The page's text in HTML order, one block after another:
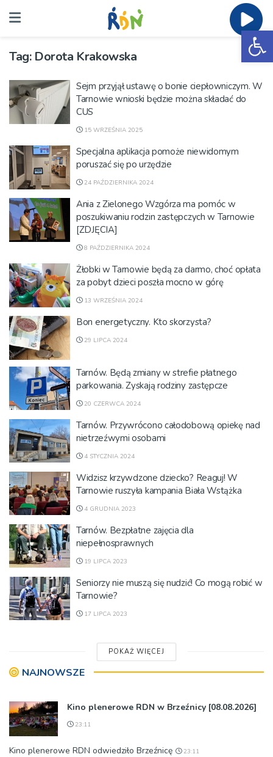
Tag: Dorota Krakowska
Sejm przyjął ustawę o bonie ciepłowniczym. W
Tarnowie wnioski będzie można składać do
CUS
15 WRZEŚNIA 2025
Specjalna aplikacja pomoże niewidomym
poruszać się po urzędzie
24 PAŹDZIERNIKA 2024
Ania z Zielonego Wzgórza ma pomóc w
poszukiwaniu rodzin zastępczych w Tarnowie
[ZDJĘCIA]
8 PAŹDZIERNIKA 2024
Żłobki w Tarnowie będą za darmo, choć opłata
za pobyt dzieci poszła mocno w górę
13 WRZEŚNIA 2024
Bon energetyczny. Kto skorzysta?
29 LIPCA 2024
Tarnów. Będą zmiany w strefie płatnego
parkowania. Zyskają rodziny zastępcze
20 CZERWCA 2024
Tarnów. Przywrócono całodobową opiekę nad
nietrzeźwymi osobami
4 STYCZNIA 2024
Widzisz krzywdzone dziecko? Reaguj! W
Tarnowie ruszyła kampania Biała Wstążka
4 GRUDNIA 2023
Tarnów. Bezpłatne zajęcia dla
niepełnosprawnych
19 LIPCA 2023
Seniorzy nie muszą się nudzić! Co mogą robić w
Tarnowie?
17 LIPCA 2023
POKAŻ WIĘCEJ
NAJNOWSZE
Kino plenerowe RDN w Brzeźnicy [08.08.2026]
23:11
Kino plenerowe RDN odwiedziło Brzeźnicę 23:11